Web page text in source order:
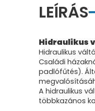
LEÍRÁS
Hidraulikus
Hidraulikus
Családi
padlófűtés).
A hidraulikus
többkazános